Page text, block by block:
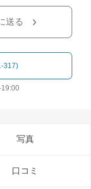
送る
317)
写真
口コミ